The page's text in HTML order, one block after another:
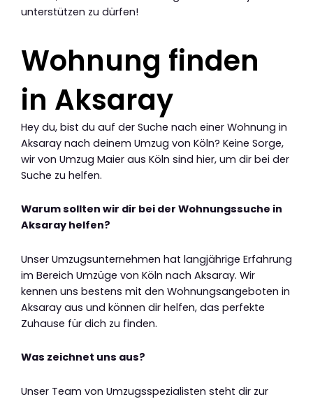
unterstützen zu dürfen!
Wohnung finden
in Aksaray
Hey du, bist du auf der Suche nach einer Wohnung in
Aksaray nach deinem Umzug von Köln? Keine Sorge,
wir von Umzug Maier aus Köln sind hier, um dir bei der
Suche zu helfen.
Warum sollten wir dir bei der Wohnungssuche in
Aksaray helfen?
Unser Umzugsunternehmen hat langjährige Erfahrung
im Bereich Umzüge von Köln nach Aksaray. Wir
kennen uns bestens mit den Wohnungsangeboten in
Aksaray aus und können dir helfen, das perfekte
Zuhause für dich zu finden.
Was zeichnet uns aus?
Unser Team von Umzugsspezialisten steht dir zur